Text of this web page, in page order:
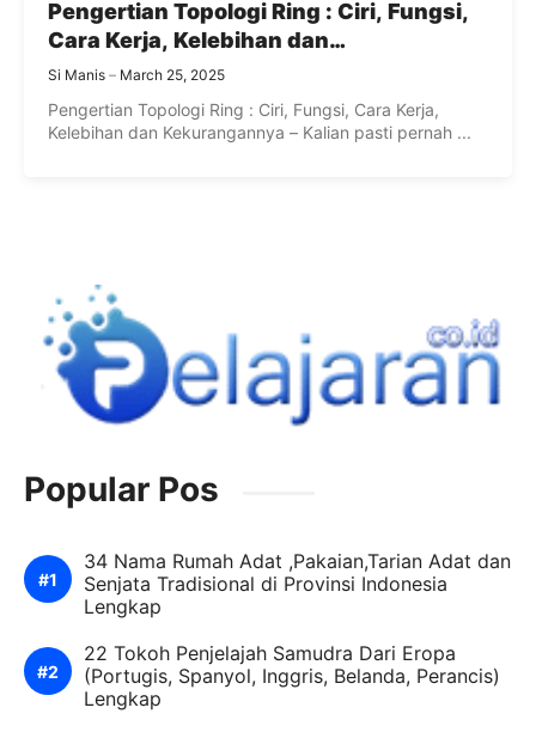
Pengertian Topologi Ring : Ciri, Fungsi,
Cara Kerja, Kelebihan dan
Kekurangannya
Si Manis March 25, 2025
Pengertian Topologi Ring : Ciri, Fungsi, Cara Kerja,
Kelebihan dan Kekurangannya – Kalian pasti pernah ...
Popular Pos
34 Nama Rumah Adat ,Pakaian,Tarian Adat dan
Senjata Tradisional di Provinsi Indonesia
Lengkap
22 Tokoh Penjelajah Samudra Dari Eropa
(Portugis, Spanyol, Inggris, Belanda, Perancis)
Lengkap